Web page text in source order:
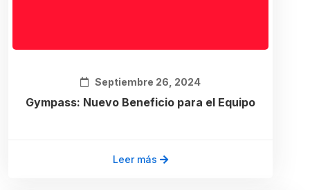
Septiembre 26, 2024
Gympass: Nuevo Beneficio para el Equipo
Leer más